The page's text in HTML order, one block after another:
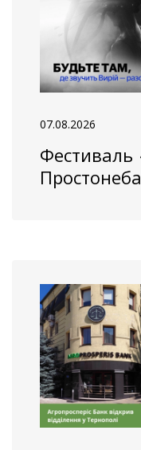
07.08.2026
Фестиваль